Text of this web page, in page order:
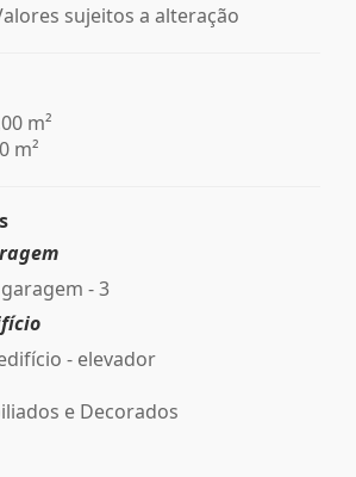
sujeitos a alteração
m²
m²
- 3
- elevador
e Decorados